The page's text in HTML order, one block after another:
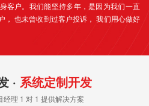
客户。我们能坚持多年，是因为我们一直
， 也未曾收到过客户投诉， 我们用心做好
· 系统定制开发
经理 1 对 1 提供解决方案